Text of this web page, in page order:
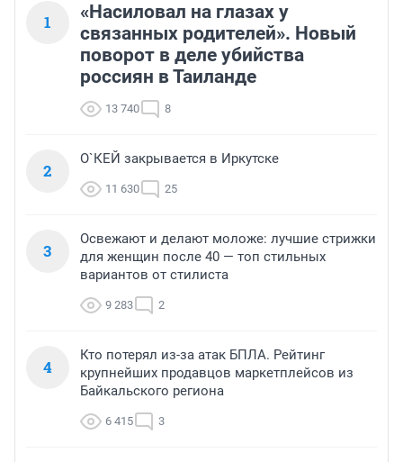
1
«Насиловал на глазах у
связанных родителей». Новый
поворот в деле убийства
россиян в Таиланде
13 740 8
2
О`КЕЙ закрывается в Иркутске
11 630 25
3
Освежают и делают моложе: лучшие стрижки
для женщин после 40 — топ стильных
вариантов от стилиста
9 283 2
4
Кто потерял из-за атак БПЛА. Рейтинг
крупнейших продавцов маркетплейсов из
Байкальского региона
6 415 3